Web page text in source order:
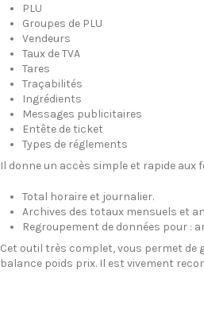
PLU
Groupes de PLU
Vendeurs
Taux de TVA
Tares
Traçabilités
Ingrédients
Messages publicitaires
Entête de ticket
Types de réglements
Il donne un accès simple et rapide aux
Total horaire et journalier.
Archives des totaux mensuels et
Regroupement de données pour :
Cet outil très complet, vous permet de
balance poids prix. Il est vivement